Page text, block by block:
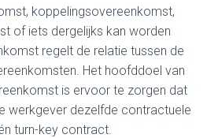
koppelingsovereenkomst,
of iets dergelijks kan worden
regelt de relatie tussen de
Het hoofddoel van
is ervoor te zorgen dat
werkgever dezelfde contractuele
turn-key contract.